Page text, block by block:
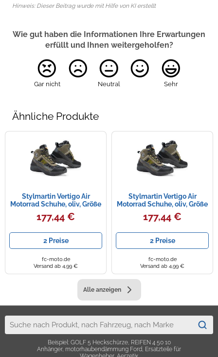
Hinweis: Dieser Beitrag wurde mit Hilfe von KI erstellt
Wie gut haben die Informationen Ihre Erwartungen
erfüllt und Ihnen weitergeholfen?
Gar nicht Neutral Sehr
Ähnliche Produkte
Stylmartin Vertigo Air
Motorrad Schuhe, oliv, Größe
177,44 €
2 Preise
fc-moto.de
Versand ab 4,99 €
Stylmartin Vertigo Air
Motorrad Schuhe, oliv, Größe
177,44 €
2 Preise
fc-moto.de
Versand ab 4,99 €
Alle anzeigen
Beispiel: GOLF 5 Heckschürze, REIFEN 4 50 10
Anhänger, motorhaubendämmung Ford, Ersatzteile für